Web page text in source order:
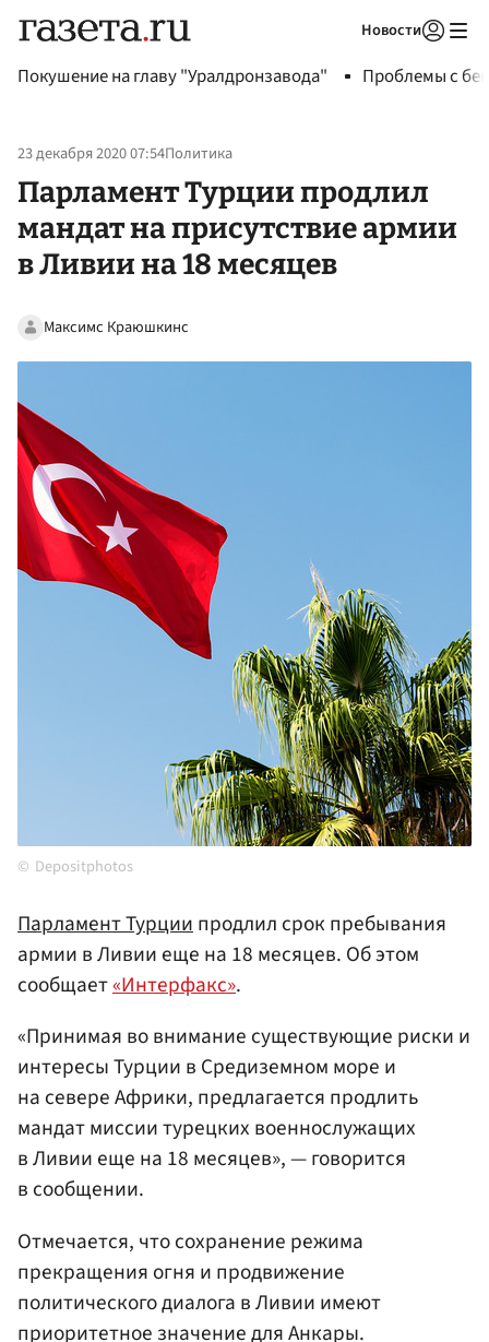
Новости
Покушение на главу "Уралдронзавода" Проблемы с
23 декабря 2020 07:54Политика
Парламент Турции продлил
мандат на присутствие армии
в Ливии на 18 месяцев
Максимс Краюшкинс
Depositphotos
Парламент Турциипродлил срок пребывания
армии в Ливии еще на 18 месяцев. Об этом
сообщает«Интерфакс».
«Принимая во внимание существующие риски и
интересы Турции в Средиземном море и
на севере Африки, предлагается продлить
мандат миссии турецких военнослужащих
в Ливии еще на 18 месяцев», — говорится
в сообщении.
Отмечается, что сохранение режима
прекращения огня и продвижение
политического диалога в Ливии имеют
приоритетное значение для Анкары.